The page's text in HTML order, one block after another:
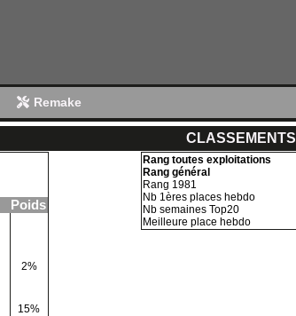
Remake
CLASSEMENTS
Poids
2%
15%
Rang toutes exploitations
Rang général
Rang 1981
Nb 1ères places hebdo
Nb semaines Top20
Meilleure place hebdo